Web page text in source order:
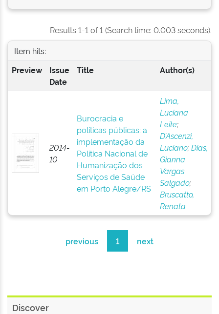
Results 1-1 of 1 (Search time: 0.003 seconds).
Item hits:
Preview
Issue
Date
Title Author(s)
2014-
10
Burocracia e
políticas públicas: a
implementação da
Política Nacional de
Humanização dos
Serviços de Saúde
em Porto Alegre/RS
Lima,
Luciana
Leite;
D’Ascenzi,
Luciano;Dias,
Gianna
Vargas
Salgado;
Bruscatto,
Renata
previous 1 next
Discover